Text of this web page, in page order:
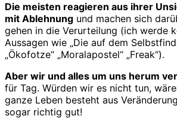
Die meisten reagieren aus ihrer
mit Ablehnung und machen sich
gehen in die Verurteilung (ich werde
Aussagen wie „Die auf dem
„Ökofotze“ „Moralapostel“ „Freak“).
Aber wir und alles um uns herum
für Tag. Würden wir es nicht tun,
ganze Leben besteht aus
sogar richtig gut!